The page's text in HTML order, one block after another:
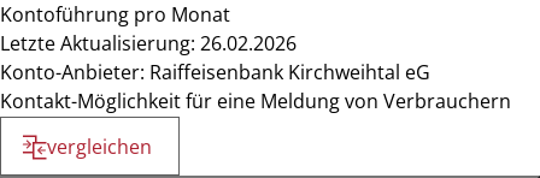
Kontoführung pro Monat
Letzte Aktualisierung: 26.02.2026
Konto-Anbieter: Raiffeisenbank Kirchweihtal eG
Kontakt-Möglichkeit für eine Meldung von Verbrauchern
vergleichen